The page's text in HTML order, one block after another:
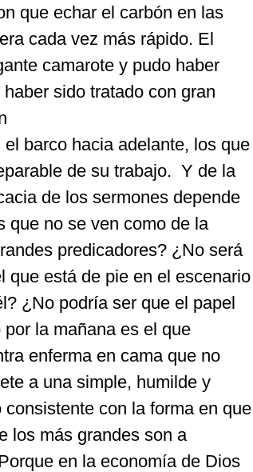
que echar el carbón en las
cada vez más rápido. El
camarote y pudo haber
haber sido tratado con gran
el barco hacia adelante, los que
de su trabajo. Y de la
de los sermones depende
que no se ven como de la
predicadores? ¿No será
que está de pie en el escenario
¿No podría ser que el papel
la mañana es el que
enferma en cama que no
a una simple, humilde y
con la forma en que
los más grandes son a
en la economía de Dios